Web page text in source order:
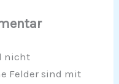
nicht
Felder sind mit